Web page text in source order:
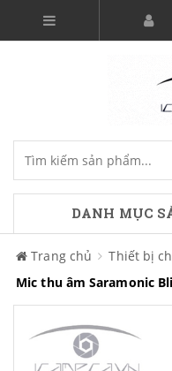
DANH MỤC
Trang chủ
Thiết bị
Mic thu âm Saramonic